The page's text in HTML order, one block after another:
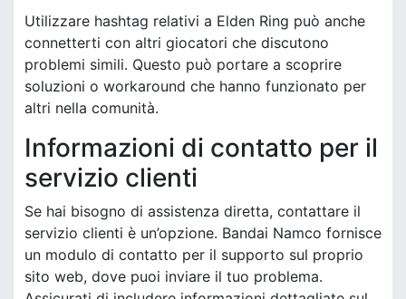
Utilizzare hashtag relativi a Elden Ring può anche
connetterti con altri giocatori che discutono
problemi simili. Questo può portare a scoprire
soluzioni o workaround che hanno funzionato per
altri nella comunità.
Informazioni di contatto per il
servizio clienti
Se hai bisogno di assistenza diretta, contattare il
servizio clienti è un’opzione. Bandai Namco fornisce
un modulo di contatto per il supporto sul proprio
sito web, dove puoi inviare il tuo problema.